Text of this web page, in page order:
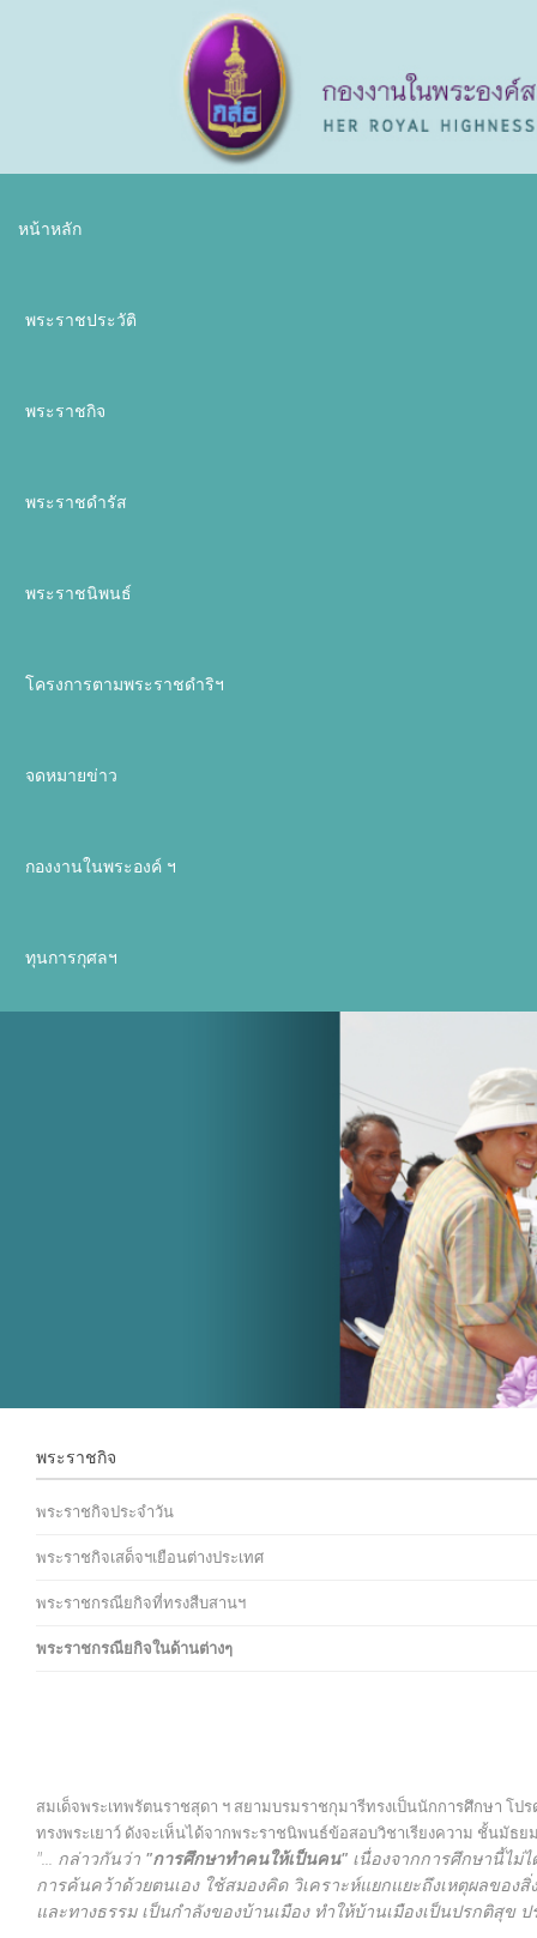
หน้าหลัก
พระราชประวัติ
พระราชกิจ
พระราชดำรัส
พระราชนิพนธ์
โครงการตามพระราชดำริฯ
จดหมายข่าว
กองงานในพระองค์ ฯ
ทุนการกุศลฯ
พระราชกิจ
พระราชกิจประจำวัน
พระราชกิจเสด็จฯเยือนต่างประเทศ
พระราชกรณียกิจที่ทรงสืบสานฯ
พระราชกรณียกิจในด้านต่างๆ
สมเด็จพระเทพรัตนราชสุดา ฯ สยามบรมราชกุมารีทรงเป็นนักการศึกษา โ
ทรงพระเยาว์ ดังจะเห็นได้จากพระราชนิพนธ์ข้อสอบวิชาเรียงความ ชั้นมัธ
"... กล่าวกันว่า "การศึกษาทำคนให้เป็นคน" เนื่องจากการศึกษานี้ไม่
การค้นคว้าด้วยตนเอง ใช้สมองคิด วิเคราะห์แยกแยะถึงเหตุผลของ
และทางธรรม เป็นกำลังของบ้านเมือง ทำให้บ้านเมืองเป็นปรกติสุข ป